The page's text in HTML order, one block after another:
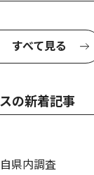
すべて見る
の新着記事
県内調査